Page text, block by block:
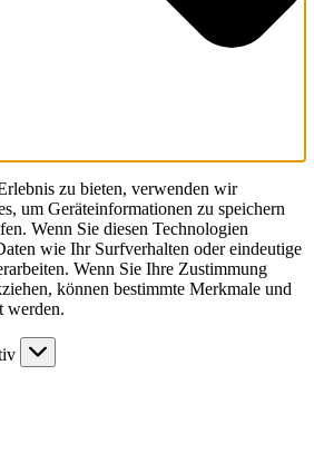
zu bieten, verwenden wir
um Geräteinformationen zu speichern
Wenn Sie diesen Technologien
wie Ihr Surfverhalten oder eindeutige
Wenn Sie Ihre Zustimmung
können bestimmte Merkmale und
werden.